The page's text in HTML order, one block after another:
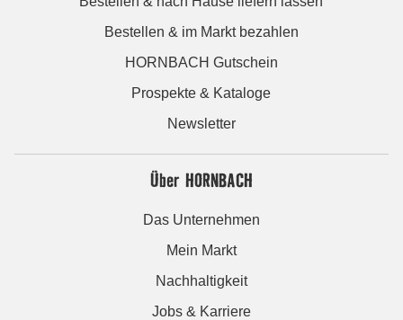
Bestellen & im Markt bezahlen
HORNBACH Gutschein
Prospekte & Kataloge
Newsletter
Über HORNBACH
Das Unternehmen
Mein Markt
Nachhaltigkeit
Jobs & Karriere